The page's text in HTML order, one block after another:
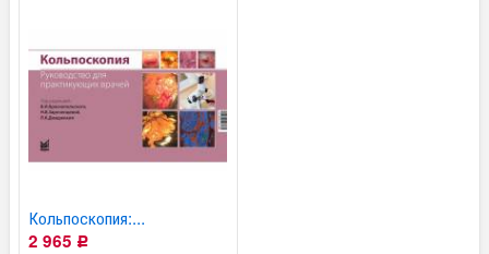
Кольпоскопия:...
2 965 Р